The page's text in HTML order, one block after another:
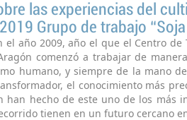
las experiencias del
Grupo de trabajo
el año 2009, año el que el Centro
comenzó a trabajar de
humano, y siempre de la mano
el conocimiento más
han hecho de este uno de los más
tienen en un futuro cercano